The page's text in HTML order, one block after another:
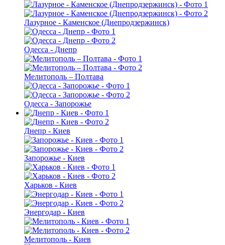
Лазурное - Каменское (Днепродзержинск)
Одесса - Днепр
Мелитополь – Полтава
Одесса - Запорожье
Днепр - Киев
Запорожье - Киев
Харьков - Киев
Энергодар - Киев
Мелитополь - Киев